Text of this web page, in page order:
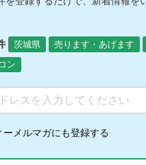
茨城県 売ります・あげます
ン
ーメルマガにも登録する